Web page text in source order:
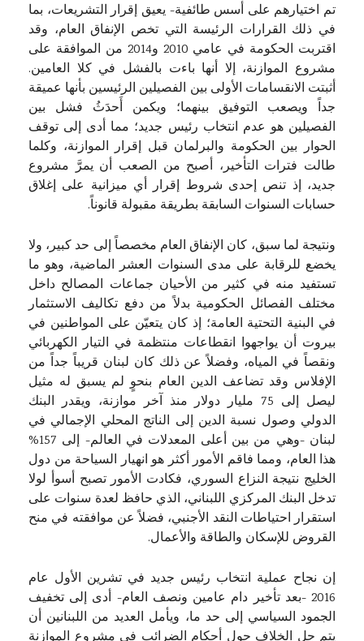
تم اختيارهم على أسس طائفية- يعيق إقرار التشريعات، بما
في ذلك القرارات الرئيسة التي تخص الإنفاق العام، وقد
اقتربت الحكومة في عامي 2010 و2014 من الموافقة على
مشروع الموازنة، إلا أنها باءت بالفشل في كلا العامين.
أثبتت الانقسامات الأولى بين الفصيلين الرئيسين بأنها عميقة
جداً ويصعب التوفيق بينهما؛ ويكمن أَحدَثُ فشل بين
الفصيلين هو عدم انتخاب رئيس جديد؛ مما أدى إلى توقف
الحوار بين الحكومة والبرلمان قبل إقرار الموازنة، وكلما
طالت فترات التأخير، أصبح من الصعب أن يمرَّ مشروع
جديد، إذ تنص إحدى شروط إقرار أي ميزانية على إغلاق
حسابات السنوات السابقة بطريقة مقبولة قانوناً.
ونتيجة لما سبق، كان الإنفاق العام مخصصاً إلى حد كبير، ولا
يخضع للرقابة على مدى السنوات العشر الماضية، وهو ما
تستفيد منه في كثير من الأحيان جماعات المصالح داخل
مختلف الفصائل الحكومية بدلاً من دفع تكاليف الاستثمار
في البنية التحتية العامة؛ إذ كان يتعيّن على المواطنين في
بيروت أن يواجهوا انقطاعات منتظمة في التيار الكهربائي
ونقصاً في المياه، وفضلاً عن ذلك كان لبنان قريباً جداً من
الإفلاس وقد تضاعف الدين العام بنحوٍ لم يسبق له مثيل
ليصل إلى 75 مليار دولار منذ آخر موازنة، ويقدر البنك
الدولي وصول نسبة الدين إلى الناتج المحلي الإجمالي في
لبنان -وهي من بين أعلى المعدلات في العالم- إلى 157%
هذا العام، ومما فاقم الأمور أكثر هو انهيار السياحة من دول
الخليج نتيجة النزاع السوري، فكادت الأمور تصبح أسوأ لولا
تدخل البنك المركزي اللبناني، الذي حافظ لعدة سنوات على
استقرار احتياطات النقد الأجنبي، فضلاً عن موافقته في منح
القروض للإسكان والطاقة والأعمال.
إن نجاح عملية انتخاب رئيس جديد في تشرين الأول عام
2016 -بعد تأخير دام عامين ونصف العام- أدى إلى تخفيف
الجمود السياسي إلى حد ما، ويأمل العديد من اللبنانين أن
يتم حل الخلاف حول أحكام الضرائب في مشروع الموازنة